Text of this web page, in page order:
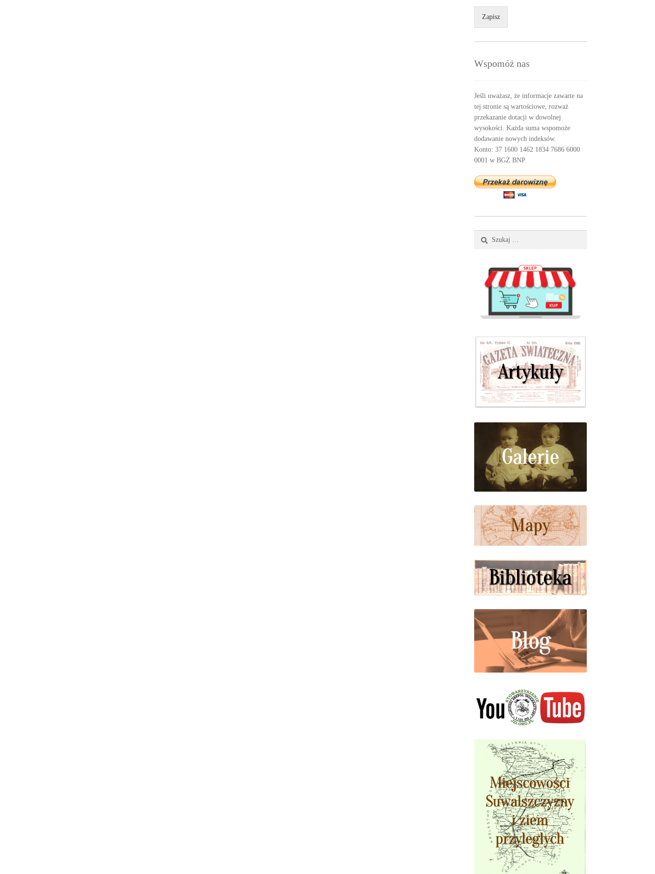
Zapisz
Wspomóż nas
Jeśli uważasz, że informacje zawarte na
tej stronie są wartościowe, rozważ
przekazanie dotacji w dowolnej
wysokości. Każda suma wspomoże
dodawanie nowych indeksów.
Konto: 37 1600 1462 1834 7686 6000
0001 w BGŻ BNP